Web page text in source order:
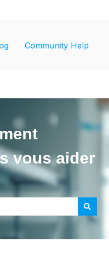
pour les traductions
Community Help
vous aider
le champ de recherche est